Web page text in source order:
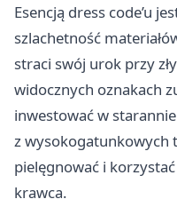
Esencją dress code’u
szlachetność
straci swój urok przy
widocznych oznakach
inwestować w
z wysokogatunkowych
pielęgnować i
krawca.